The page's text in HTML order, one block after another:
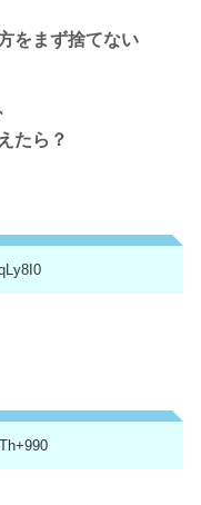
をまず捨てない
たら？